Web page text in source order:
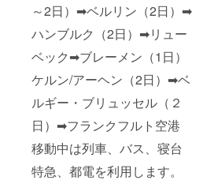
～2日）➡ベルリン（2日）➡
ハンブルク（2日）➡リュー
ベック➡ブレーメン（1日）
ケルン/アーヘン（2日）➡ベ
ルギー・ブリュッセル（２
日）➡フランクフルト空港
移動中は列車、バス、寝台
特急、都電を利用します。